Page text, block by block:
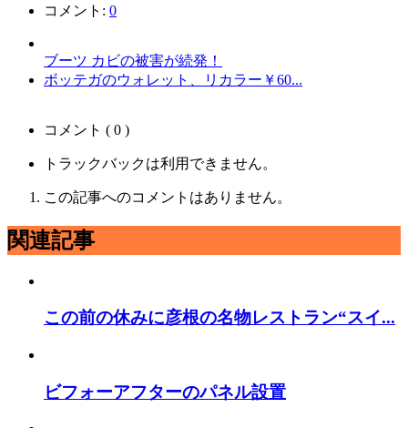
コメント: 0
ブーツ カビの被害が続発！
ボッテガのウォレット、リカラー￥60...
コメント ( 0 )
トラックバックは利用できません。
この記事へのコメントはありません。
関連記事
この前の休みに彦根の名物レストラン“スイ...
ビフォーアフターのパネル設置